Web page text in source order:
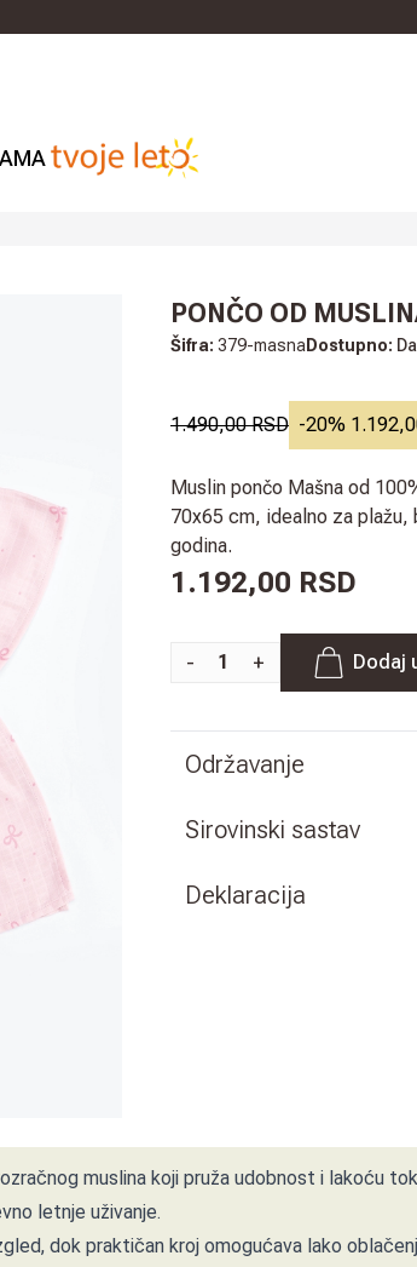
PONČO OD
Šifra: 379-masna Dostupno: Da
1.490,00 RSD -20%
Muslin pončo Mašna od
70x65 cm, idealno za plažu,
godina.
1.192,00 RSD
- + Dodaj
Održavanje
Sirovinski sastav
Deklaracija
muslina koji pruža udobnost i lakoću
letnje uživanje.
dok praktičan kroj omogućava lako